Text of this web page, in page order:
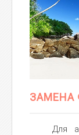
ЗАМЕНА
Для